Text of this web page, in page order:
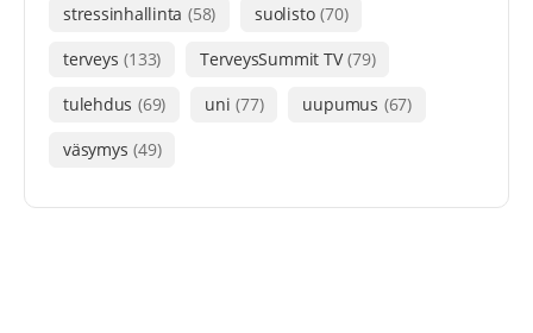
stressinhallinta (58) suolisto (70)
terveys (133) TerveysSummit TV (79)
tulehdus (69) uni (77) uupumus (67)
väsymys (49)